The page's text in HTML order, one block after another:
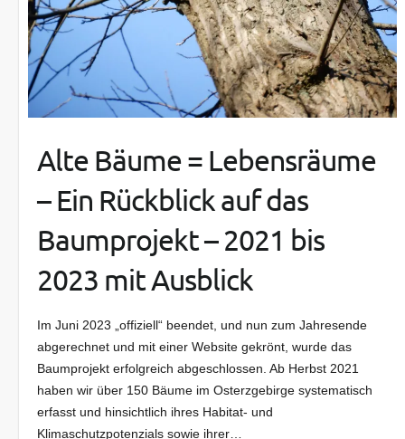
Alte Bäume = Lebensräume
– Ein Rückblick auf das
Baumprojekt – 2021 bis
2023 mit Ausblick
Im Juni 2023 „offiziell“ beendet, und nun zum Jahresende
abgerechnet und mit einer Website gekrönt, wurde das
Baumprojekt erfolgreich abgeschlossen. Ab Herbst 2021
haben wir über 150 Bäume im Osterzgebirge systematisch
erfasst und hinsichtlich ihres Habitat- und
Klimaschutzpotenzials sowie ihrer…